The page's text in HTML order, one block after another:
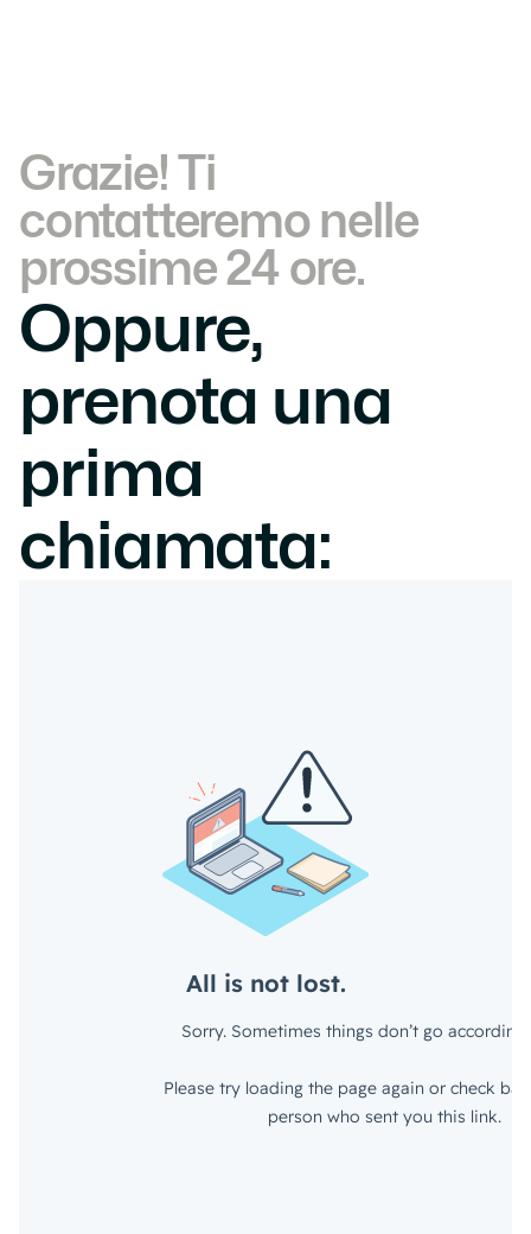
Grazie! Ti
contatteremo nelle
prossime 24 ore.
Oppure,
prenota una
prima
chiamata: